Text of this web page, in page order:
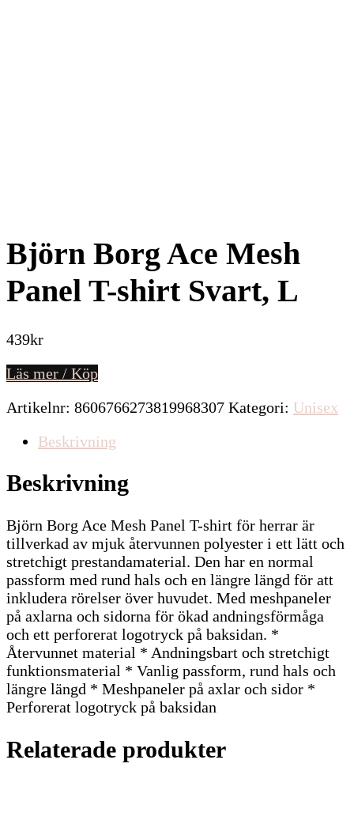
Björn Borg Ace Mesh
Panel T-shirt Svart, L
439kr
Läs mer / Köp
Artikelnr: 8606766273819968307 Kategori: Unisex
Beskrivning
Beskrivning
Björn Borg Ace Mesh Panel T-shirt för herrar är
tillverkad av mjuk återvunnen polyester i ett lätt och
stretchigt prestandamaterial. Den har en normal
passform med rund hals och en längre längd för att
inkludera rörelser över huvudet. Med meshpaneler
på axlarna och sidorna för ökad andningsförmåga
och ett perforerat logotryck på baksidan. *
Återvunnet material * Andningsbart och stretchigt
funktionsmaterial * Vanlig passform, rund hals och
längre längd * Meshpaneler på axlar och sidor *
Perforerat logotryck på baksidan
Relaterade produkter